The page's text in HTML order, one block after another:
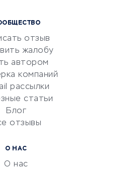
работы
отзыв
жалобу
автором
компаний
рассылки
статьи
Блог
отзывы
О НАС
О нас